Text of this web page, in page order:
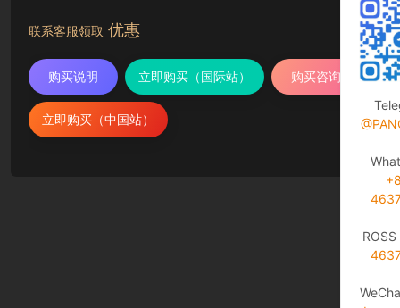
联系客服领取 优惠
购买说明 立即购买（国际站） 购买咨询
立即购买（中国站）